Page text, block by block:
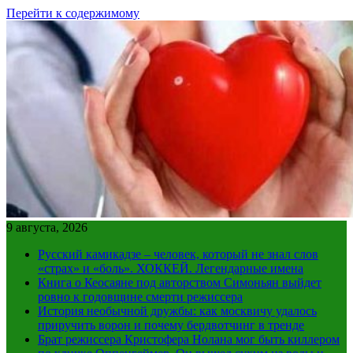
Перейти к содержимому
9 августа, 2026
Русский камикадзе – человек, который не знал слов
«страх» и «боль». ХОККЕЙ. Легендарные имена
Книга о Кеосаяне под авторством Симоньян выйдет
ровно к годовщине смерти режиссера
История необычной дружбы: как москвичу удалось
приручить ворон и почему бердвотчинг в тренде
Брат режиссера Кристофера Нолана мог быть киллером